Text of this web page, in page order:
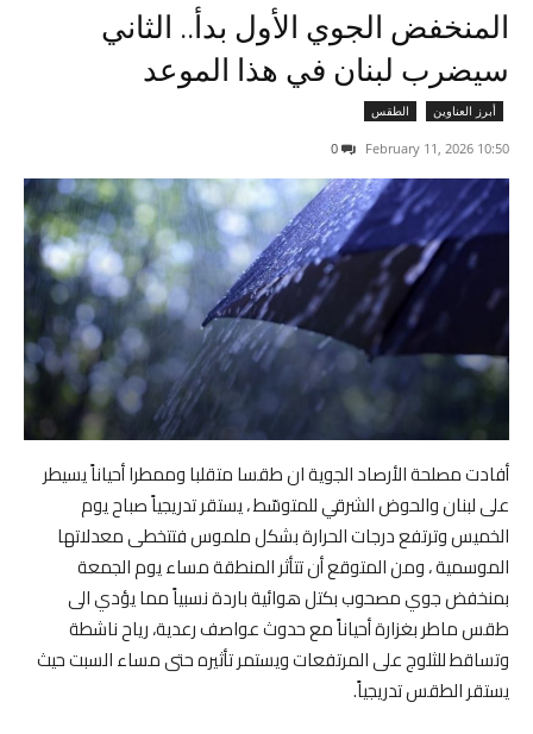
المنخفض الجوي الأول بدأ.. الثاني
سيضرب لبنان في هذا الموعد
أبرز العناوين الطقس
10:50 2026 ,February 11
أفادت مصلحة الأرصاد الجوية ان طقسا متقلبا وممطرا أحياناً يسيطر
على لبنان والحوض الشرقي للمتوسّط ، يستقر تدريجياً صباح يوم
الخميس وترتفع درجات الحرارة بشكل ملموس فتتخطى معدلاتها
الموسمية ، ومن المتوقع أن تتأثر المنطقة مساء يوم الجمعة
بمنخفض جوي مصحوب بكتل هوائية باردة نسبياً مما يؤدي الى
طقس ماطر بغزارة أحياناً مع حدوث عواصف رعدية، رياح ناشطة
وتساقط للثلوج على المرتفعات ويستمر تأثيره حتى مساء السبت حيث
يستقر الطقس تدريجياً.